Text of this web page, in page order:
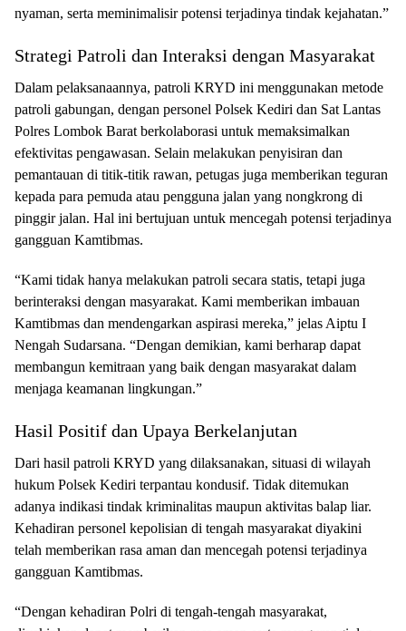
nyaman, serta meminimalisir potensi terjadinya tindak kejahatan.”
Strategi Patroli dan Interaksi dengan Masyarakat
Dalam pelaksanaannya, patroli KRYD ini menggunakan metode
patroli gabungan, dengan personel Polsek Kediri dan Sat Lantas
Polres Lombok Barat berkolaborasi untuk memaksimalkan
efektivitas pengawasan. Selain melakukan penyisiran dan
pemantauan di titik-titik rawan, petugas juga memberikan teguran
kepada para pemuda atau pengguna jalan yang nongkrong di
pinggir jalan. Hal ini bertujuan untuk mencegah potensi terjadinya
gangguan Kamtibmas.
“Kami tidak hanya melakukan patroli secara statis, tetapi juga
berinteraksi dengan masyarakat. Kami memberikan imbauan
Kamtibmas dan mendengarkan aspirasi mereka,” jelas Aiptu I
Nengah Sudarsana. “Dengan demikian, kami berharap dapat
membangun kemitraan yang baik dengan masyarakat dalam
menjaga keamanan lingkungan.”
Hasil Positif dan Upaya Berkelanjutan
Dari hasil patroli KRYD yang dilaksanakan, situasi di wilayah
hukum Polsek Kediri terpantau kondusif. Tidak ditemukan
adanya indikasi tindak kriminalitas maupun aktivitas balap liar.
Kehadiran personel kepolisian di tengah masyarakat diyakini
telah memberikan rasa aman dan mencegah potensi terjadinya
gangguan Kamtibmas.
“Dengan kehadiran Polri di tengah-tengah masyarakat,